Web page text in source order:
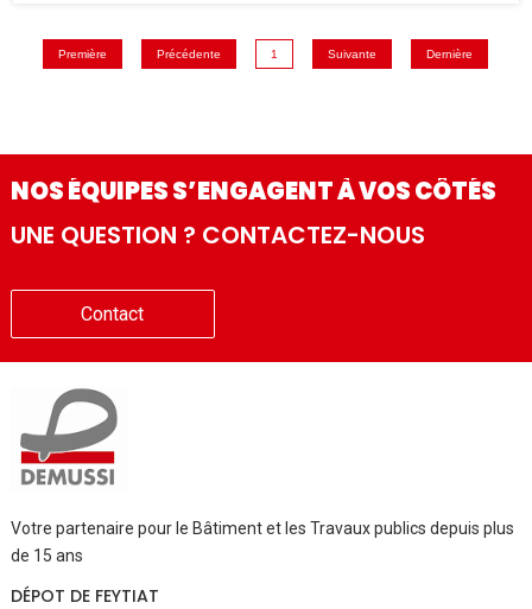
Première Précédente 1 Suivante Dernière
NOS ÉQUIPES S’ENGAGENT À VOS CÔTÉS
UNE QUESTION ? CONTACTEZ-NOUS
Contact
Votre partenaire pour le Bâtiment et les Travaux publics depuis plus
de 15 ans
DÉPOT DE FEYTIAT